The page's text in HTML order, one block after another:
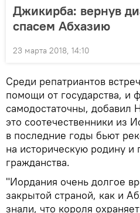
Джикирба: вернув
спасем Абхазию
23 марта 2018, 14:10
Среди репатриантов
помощи от государства, и
самодостаточны, добавил
это соотечественники из
в последние годы бьют
на историческую родину и
гражданства.
"Иордания очень долгое
закрытой страной, как и
знали, что короля